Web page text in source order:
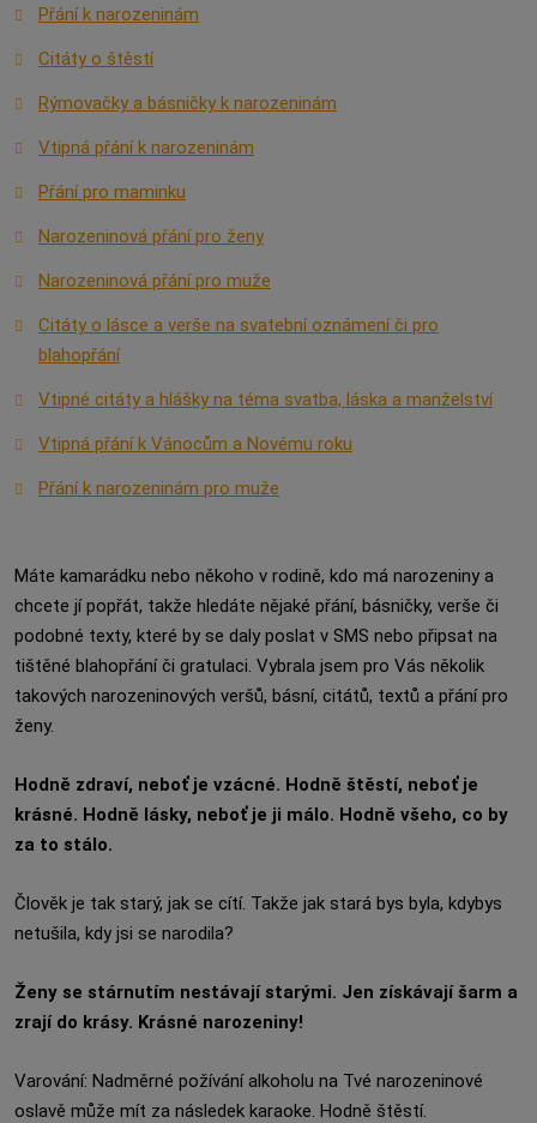
Přání k narozeninám
Citáty o štěstí
Rýmovačky a básničky k narozeninám
Vtipná přání k narozeninám
Přání pro maminku
Narozeninová přání pro ženy
Narozeninová přání pro muže
Citáty o lásce a verše na svatební oznámení či pro
blahopřání
Vtipné citáty a hlášky na téma svatba, láska a manželství
Vtipná přání k Vánocům a Novému roku
Přání k narozeninám pro muže
Máte kamarádku nebo někoho v rodině, kdo má narozeniny a
chcete jí popřát, takže hledáte nějaké přání, básničky, verše či
podobné texty, které by se daly poslat v SMS nebo připsat na
tištěné blahopřání či gratulaci. Vybrala jsem pro Vás několik
takových narozeninových veršů, básní, citátů, textů a přání pro
ženy.
Hodně zdraví, neboť je vzácné. Hodně štěstí, neboť je
krásné. Hodně lásky, neboť je ji málo. Hodně všeho, co by
za to stálo.
Člověk je tak starý, jak se cítí. Takže jak stará bys byla, kdybys
netušila, kdy jsi se narodila?
Ženy se stárnutím nestávají starými. Jen získávají šarm a
zrají do krásy. Krásné narozeniny!
Varování: Nadměrné požívání alkoholu na Tvé narozeninové
oslavě může mít za následek karaoke. Hodně štěstí.